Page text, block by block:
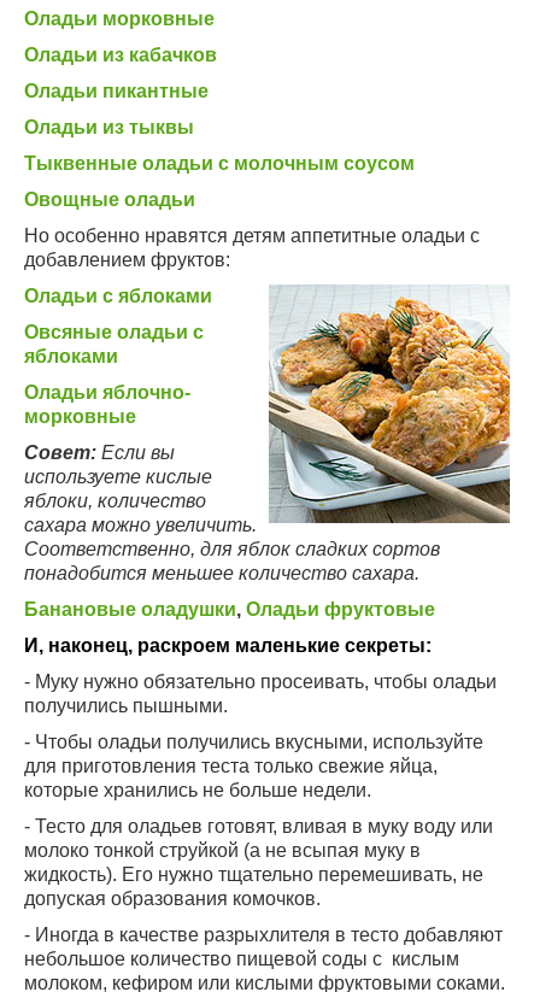
Оладьи морковные
Оладьи из кабачков
Оладьи пикантные
Оладьи из тыквы
Тыквенные оладьи с молочным соусом
Овощные оладьи
Но особенно нравятся детям аппетитные оладьи с
добавлением фруктов:
Оладьи с яблоками
Овсяные оладьи с
яблоками
Оладьи яблочно-
морковные
Совет: Если вы
используете кислые
яблоки, количество
сахара можно увеличить.
Соответственно, для яблок сладких сортов
понадобится меньшее количество сахара.
Банановые оладушки, Оладьи фруктовые
И, наконец, раскроем маленькие секреты:
- Муку нужно обязательно просеивать, чтобы оладьи
получились пышными.
- Чтобы оладьи получились вкусными, используйте
для приготовления теста только свежие яйца,
которые хранились не больше недели.
- Тесто для оладьев готовят, вливая в муку воду или
молоко тонкой струйкой (а не всыпая муку в
жидкость). Его нужно тщательно перемешивать, не
допуская образования комочков.
- Иногда в качестве разрыхлителя в тесто добавляют
небольшое количество пищевой соды с кислым
молоком, кефиром или кислыми фруктовыми соками.